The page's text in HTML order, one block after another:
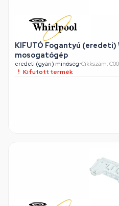
KIFUTÓ Fogantyú (eredeti)
mosogatógép
eredeti (gyári) minőség•Cikkszám:
Kifutott termék